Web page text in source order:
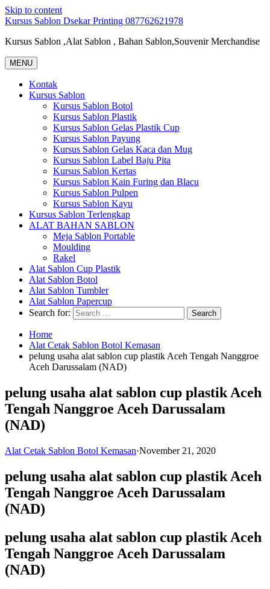
Skip to content
Kursus Sablon Dsekar Printing 087762621978
Kursus Sablon ,Alat Sablon , Bahan Sablon,Souvenir Merchandise
MENU
Kontak
Kursus Sablon
Kursus Sablon Botol
Kursus Sablon Plastik
Kursus Sablon Gelas Plastik Cup
Kursus Sablon Payung
Kursus Sablon Gelas Kaca dan Mug
Kursus Sablon Label Baju Pita
Kursus Sablon Kertas
Kursus Sablon Kain Furing dan Blacu
Kursus Sablon Pulpen
Kursus Sablon Kayu
Kursus Sablon Terlengkap
ALAT BAHAN SABLON
Meja Sablon Portable
Moulding
Rakel
Alat Sablon Cup Plastik
Alat Sablon Botol
Alat Sablon Tumbler
Alat Sablon Papercup
Search for:
Home
Alat Cetak Sablon Botol Kemasan
pelung usaha alat sablon cup plastik Aceh Tengah Nanggroe
Aceh Darussalam (NAD)
pelung usaha alat sablon cup plastik Aceh
Tengah Nanggroe Aceh Darussalam
(NAD)
Alat Cetak Sablon Botol Kemasan·November 21, 2020
pelung usaha alat sablon cup plastik Aceh
Tengah Nanggroe Aceh Darussalam
(NAD)
pelung usaha alat sablon cup plastik Aceh
Tengah Nanggroe Aceh Darussalam
(NAD)